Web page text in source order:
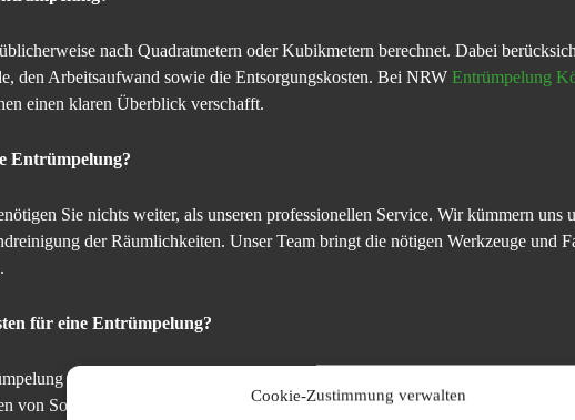
Cookie-Zustimmung verwalten
nach Quadratmetern oder Kubikmetern berechnet. Dabei
den Arbeitsaufwand sowie die Entsorgungskosten. Bei NRW Entrümpelung
einen klaren Überblick verschafft.
Entrümpelung?
Sie nichts weiter, als unseren professionellen Service. Wir kümmern uns
der Räumlichkeiten. Unser Team bringt die nötigen Werkzeuge und
für eine Entrümpelung?
tragen in der Regel die Auftraggeber. In bestimmten Fällen, wie bei
von Sozialleistungen, können die Kosten jedoch von Dritten übernommen